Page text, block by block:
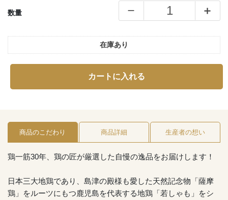
数量
在庫あり
カートに入れる
商品のこだわり 商品詳細 生産者の想い
鶏一筋30年、鶏の匠が厳選した自慢の逸品をお届けします！
日本三大地鶏であり、島津の殿様も愛した天然記念物「薩摩
鶏」をルーツにもつ鹿児島を代表する地鶏「若しゃも」をシ